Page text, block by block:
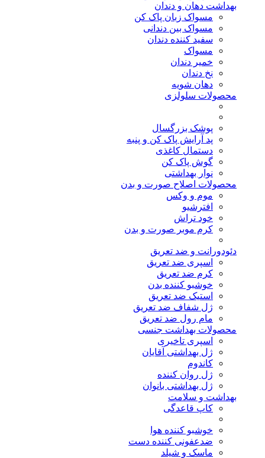
بهداشت دهان و دندان
مسواک زبان پاک کن
مسواک بین دندانی
سفید کننده دندان
مسواک
خمیر دندان
نخ دندان
دهان شویه
محصولات سلولزی
پوشک بزرگسال
پد آرایش پاک کن و پنبه
دستمال کاغذی
گوش پاک کن
نوار بهداشتی
محصولات اصلاح صورت و بدن
موم و وکس
افترشیو
خود تراش
کرم موبر صورت و بدن
دئودورانت و ضد تعریق
اسپری ضد تعریق
کرم ضد تعریق
خوشبو کننده بدن
استیک ضد تعریق
ژل شفاف ضد تعریق
مام رول ضد تعریق
محصولات بهداشت جنسی
اسپری تاخیری
ژل بهداشتی آقایان
کاندوم
ژل روان کننده
ژل بهداشتی بانوان
بهداشت و سلامت
کاپ قاعدگی
خوشبو کننده هوا
ضدعفونی کننده دست
ماسک و شیلد